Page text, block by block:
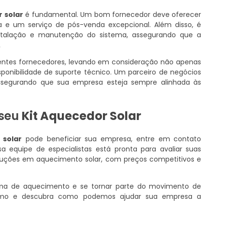
solar é fundamental. Um bom fornecedor deve oferecer
um serviço de pós-venda excepcional. Além disso, é
e manutenção do sistema, assegurando que a
fornecedores, levando em consideração não apenas
de suporte técnico. Um parceiro de negócios
que sua empresa esteja sempre alinhada às
Kit Aquecedor Solar
pode beneficiar sua empresa, entre em contato
equipe de especialistas está pronta para avaliar suas
em aquecimento solar, com preços competitivos e
de aquecimento e se tornar parte do movimento de
e descubra como podemos ajudar sua empresa a